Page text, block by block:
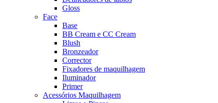
Gloss
Face
Base
BB Cream e CC Cream
Blush
Bronzeador
Corrector
Fixadores de maquilhagem
Iluminador
Primer
Acessórios Maquilhagem